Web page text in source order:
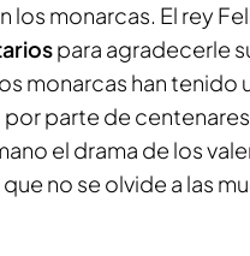
monarcas. El rey
para agradecerle
monarcas han tenido
por parte de
el drama de los
no se olvide a las